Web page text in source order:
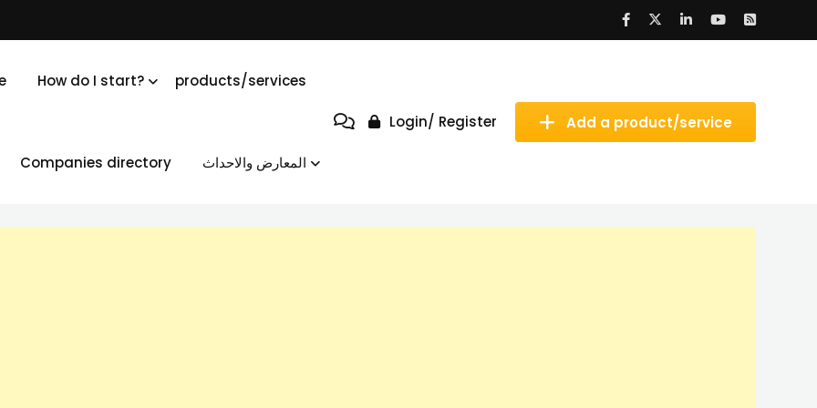
Add a product/service
Login/ Register
How do I start? products/services
Companies directory المعارض والاحداث